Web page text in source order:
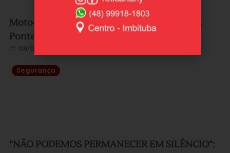
Motociclista morre após colisão com carro na
Ponte Anita Garibaldi, em Laguna
08/08/2026
Segurança
“NÃO PODEMOS PERMANECER EM SILÊNCIO”: